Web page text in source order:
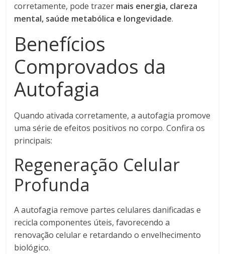
corretamente, pode trazer mais energia, clareza
mental, saúde metabólica e longevidade.
Benefícios
Comprovados da
Autofagia
Quando ativada corretamente, a autofagia promove
uma série de efeitos positivos no corpo. Confira os
principais:
Regeneração Celular
Profunda
A autofagia remove partes celulares danificadas e
recicla componentes úteis, favorecendo a
renovação celular e retardando o envelhecimento
biológico.